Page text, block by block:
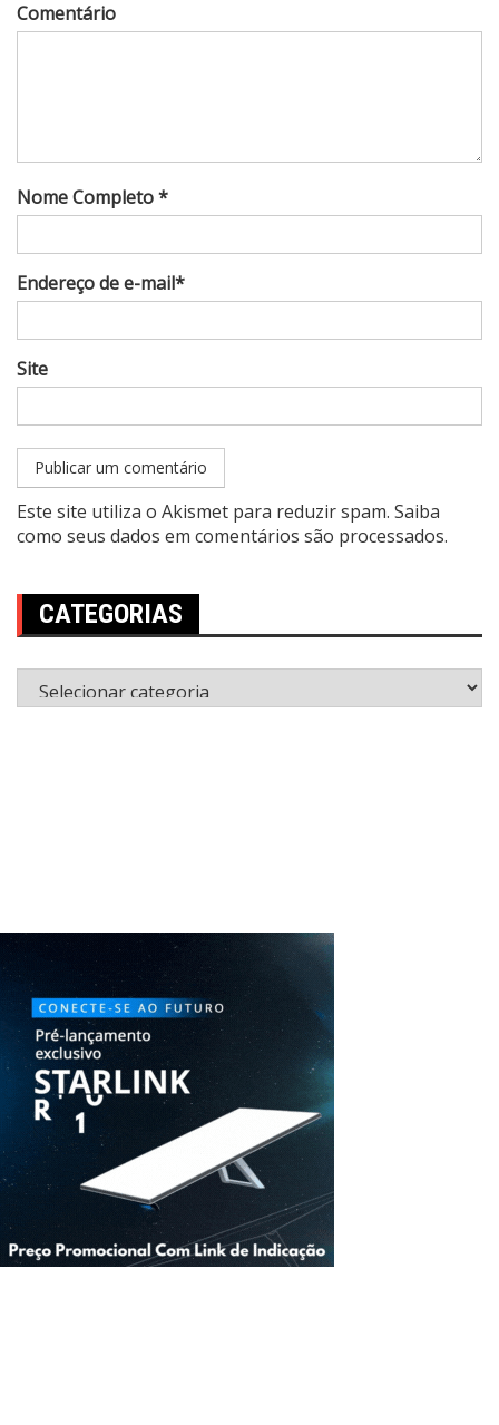
Comentário
Nome Completo *
Endereço de e-mail*
Site
Este site utiliza o Akismet para reduzir spam. Saiba
como seus dados em comentários são processados.
CATEGORIAS
Categorias